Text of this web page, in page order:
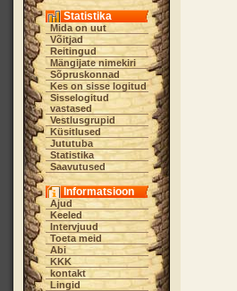
Statistika
Mida on uut
Võitjad
Reitingud
Mängijate nimekiri
Sõpruskonnad
Kes on sisse logitud
Sisselogitud
vastased
Vestlusgrupid
Küsitlused
Jututuba
Statistika
Saavutused
Informatsioon
Ajud
Keeled
Intervjuud
Toeta meid
Abi
KKK
kontakt
Lingid